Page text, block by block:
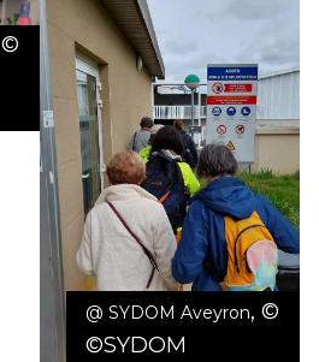
©
@ SYDOM Aveyron, ©
©SYDOM